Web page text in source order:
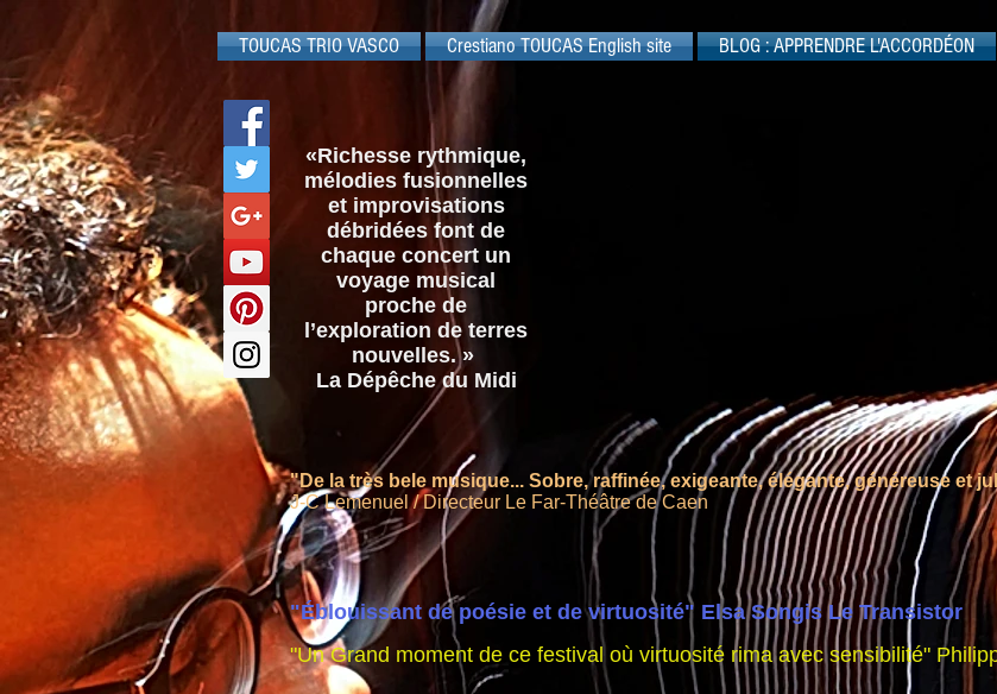
«Richesse rythmique,
mélodies fusionnelles
et improvisations
débridées font de
chaque concert un
voyage musical
proche de
l’exploration de terres
nouvelles. »
La Dépêche du Midi
"De la très bele musique... Sobre, raffinée, exigeante, élégante, généreuse et
J-C Lemenuel / Directeur Le Far-Théâtre de Caen
"Éblouissant de poésie et de virtuosité" Elsa Songis Le Transistor
"Un Grand moment de ce festival où virtuosité rima avec sensibilité"
TOUCAS TRIO VASCO Crestiano TOUCAS English site BLOG : APPRENDRE L'ACCORDÉON